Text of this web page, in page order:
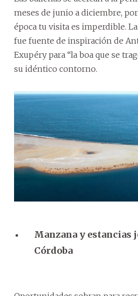
meses de junio a diciembre,
época tu visita es imperdible.
fue fuente de inspiración de
Exupéry para “la boa que se
su idéntico contorno.
Manzana y estancias
Córdoba